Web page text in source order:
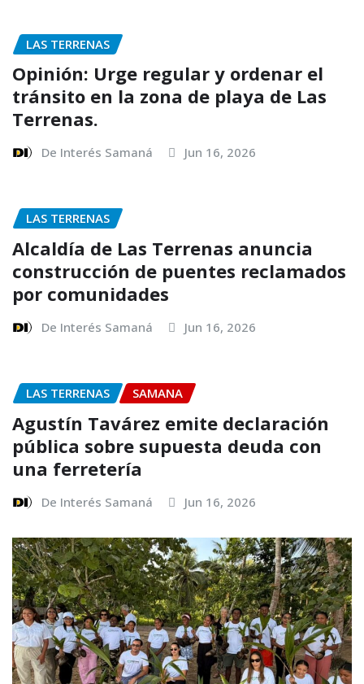
LAS TERRENAS
Opinión: Urge regular y ordenar el
tránsito en la zona de playa de Las
Terrenas.
De Interés Samaná Jun 16, 2026
LAS TERRENAS
Alcaldía de Las Terrenas anuncia
construcción de puentes reclamados
por comunidades
De Interés Samaná Jun 16, 2026
LAS TERRENAS SAMANA
Agustín Tavárez emite declaración
pública sobre supuesta deuda con
una ferretería
De Interés Samaná Jun 16, 2026